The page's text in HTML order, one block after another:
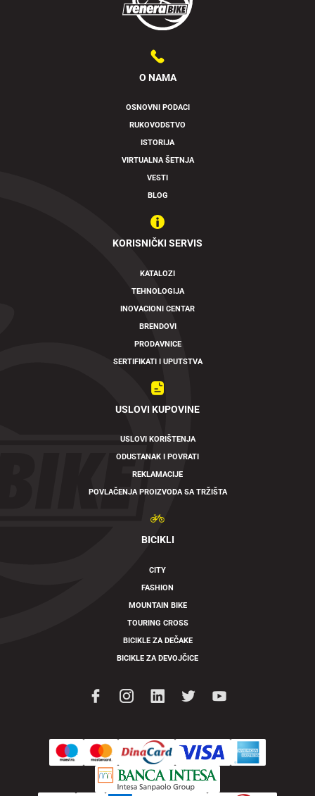
O NAMA
OSNOVNI PODACI
RUKOVODSTVO
ISTORIJA
VIRTUALNA ŠETNJA
VESTI
BLOG
KORISNIČKI SERVIS
KATALOZI
TEHNOLOGIJA
INOVACIONI CENTAR
BRENDOVI
PRODAVNICE
SERTIFIKATI I UPUTSTVA
USLOVI KUPOVINE
USLOVI KORIŠTENJA
ODUSTANAK I POVRATI
REKLAMACIJE
POVLAČENJA PROIZVODA SA TRŽIŠTA
BICIKLI
CITY
FASHION
MOUNTAIN BIKE
TOURING CROSS
BICIKLE ZA DEČAKE
BICIKLE ZA DEVOJČICE